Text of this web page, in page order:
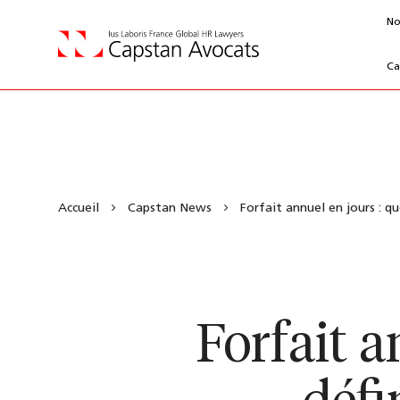
Accueil Capstan News Forfait annuel en jours :
Forfait